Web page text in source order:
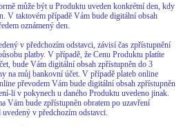
může být u Produktu uveden konkrétní den, kdy
V taktovém případě Vám bude digitální obsah
oznámený den.
v předchozím odstavci, závisí čas zpřístupnění
platby. V případě, že Cenu Produktu platíte
bude Vám digitální obsah zpřístupněn do 3
na můj bankovní účet. V případě plateb online
převodem Vám bude digitální obsah zpřístupněn
li v pokynech u daného Produktu uvedeno jinak.
Vám bude zpřístupněn obratem po uzavření
v předchozím odstavci.